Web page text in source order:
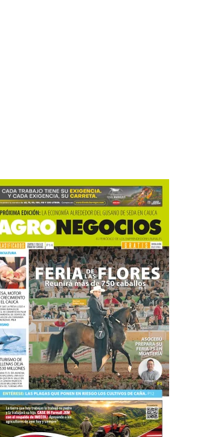
02
BITÁCORA EMPRESARIAL 10.000 LR
Recopilación clasificada por sectores
regiones del comportamiento general y
de las 10.000 primeras empresas en ventas
Colombia.